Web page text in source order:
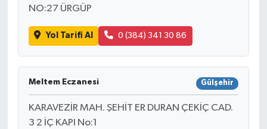
NO:27 ÜRGÜP
Yol Tarifi Al 0 (384) 341 30 86
Meltem Eczanesi Gülşehir
KARAVEZİR MAH. ŞEHİT ER DURAN ÇEKİÇ CAD.
3 2 İÇ KAPI No:1